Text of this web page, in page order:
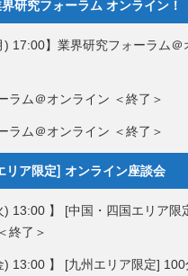
研究フォーラム オンライン！
) 17:00】業界研究フォーラム＠
ラム＠オンライン ＜終了＞
ラム＠オンライン ＜終了＞
リア限定] オンライン座談会
) 13:00 】 [中国・四国エリア限
終了＞
) 13:00 】 [九州エリア限定]